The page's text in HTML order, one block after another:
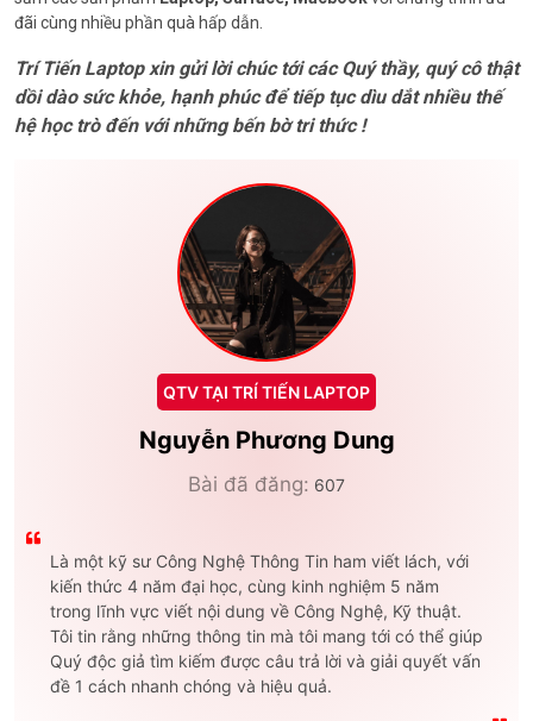
đãi cùng nhiều phần quà hấp dẫn.
Trí Tiến Laptop xin gửi lời chúc tới các Quý thầy, quý cô thật
dồi dào sức khỏe, hạnh phúc để tiếp tục dìu dắt nhiều thế
hệ học trò đến với những bến bờ tri thức !
QTV TẠI TRÍ TIẾN LAPTOP
Nguyễn Phương Dung
Bài đã đăng: 607
Là một kỹ sư Công Nghệ Thông Tin ham viết lách, với
kiến thức 4 năm đại học, cùng kinh nghiệm 5 năm
trong lĩnh vực viết nội dung về Công Nghệ, Kỹ thuật.
Tôi tin rằng những thông tin mà tôi mang tới có thể giúp
Quý độc giả tìm kiếm được câu trả lời và giải quyết vấn
đề 1 cách nhanh chóng và hiệu quả.